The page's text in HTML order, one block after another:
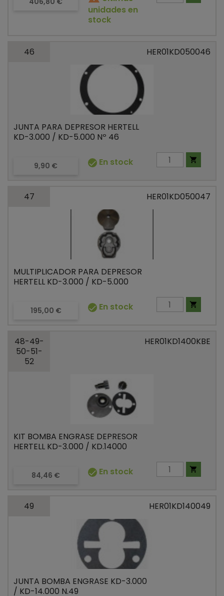
unidades en
stock
46 HER01KD050046
JUNTA PARA DEPRESOR HERTELL
KD-3.000 / KD-5.000 Nº 46
Precio
9,90 €  En stock 
47 HER01KD050047
MULTIPLICADOR PARA DEPRESOR
HERTELL KD-3.000 / KD-5.000
Precio
195,00 €  En stock 
48-49-
50-51-
52
HER01KD1400KBE
KIT BOMBA ENGRASE DEPRESOR
HERTELL KD-3.000 / KD.14000
Precio
84,46 €  En stock 
49 HER01KD140049
JUNTA BOMBA ENGRASE KD-3.000
/ KD-14.000 N.49